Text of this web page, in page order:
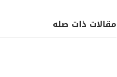
مقالات ذات صله